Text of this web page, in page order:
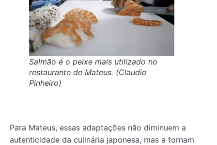
Salmão é o peixe mais utilizado no
restaurante de Mateus. (Claudio
Pinheiro)
Para Mateus, essas adaptações não diminuem a
autenticidade da culinária japonesa, mas a tornam